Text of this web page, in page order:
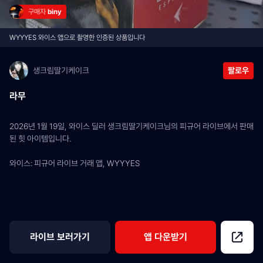
구매자 biny
WYYYES 와이스 앱으로 촬영한 인증된 상품입니다
생크림딸기케이크 팔로우
라무
2026년 1월 19일, 와이스 딜러 생크림딸기케이크님의 피규어 라이브에서 판매
된 힛 아이템입니다.
와이스: 피규어 라이브 거래 앱, WYYYES
라이브 보러가기 앱 다운받기